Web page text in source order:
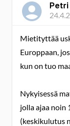
Mietityttää
Europpaan,
kun on tuo
Nykyisessä
jolla ajaa noin
(keskikulutus